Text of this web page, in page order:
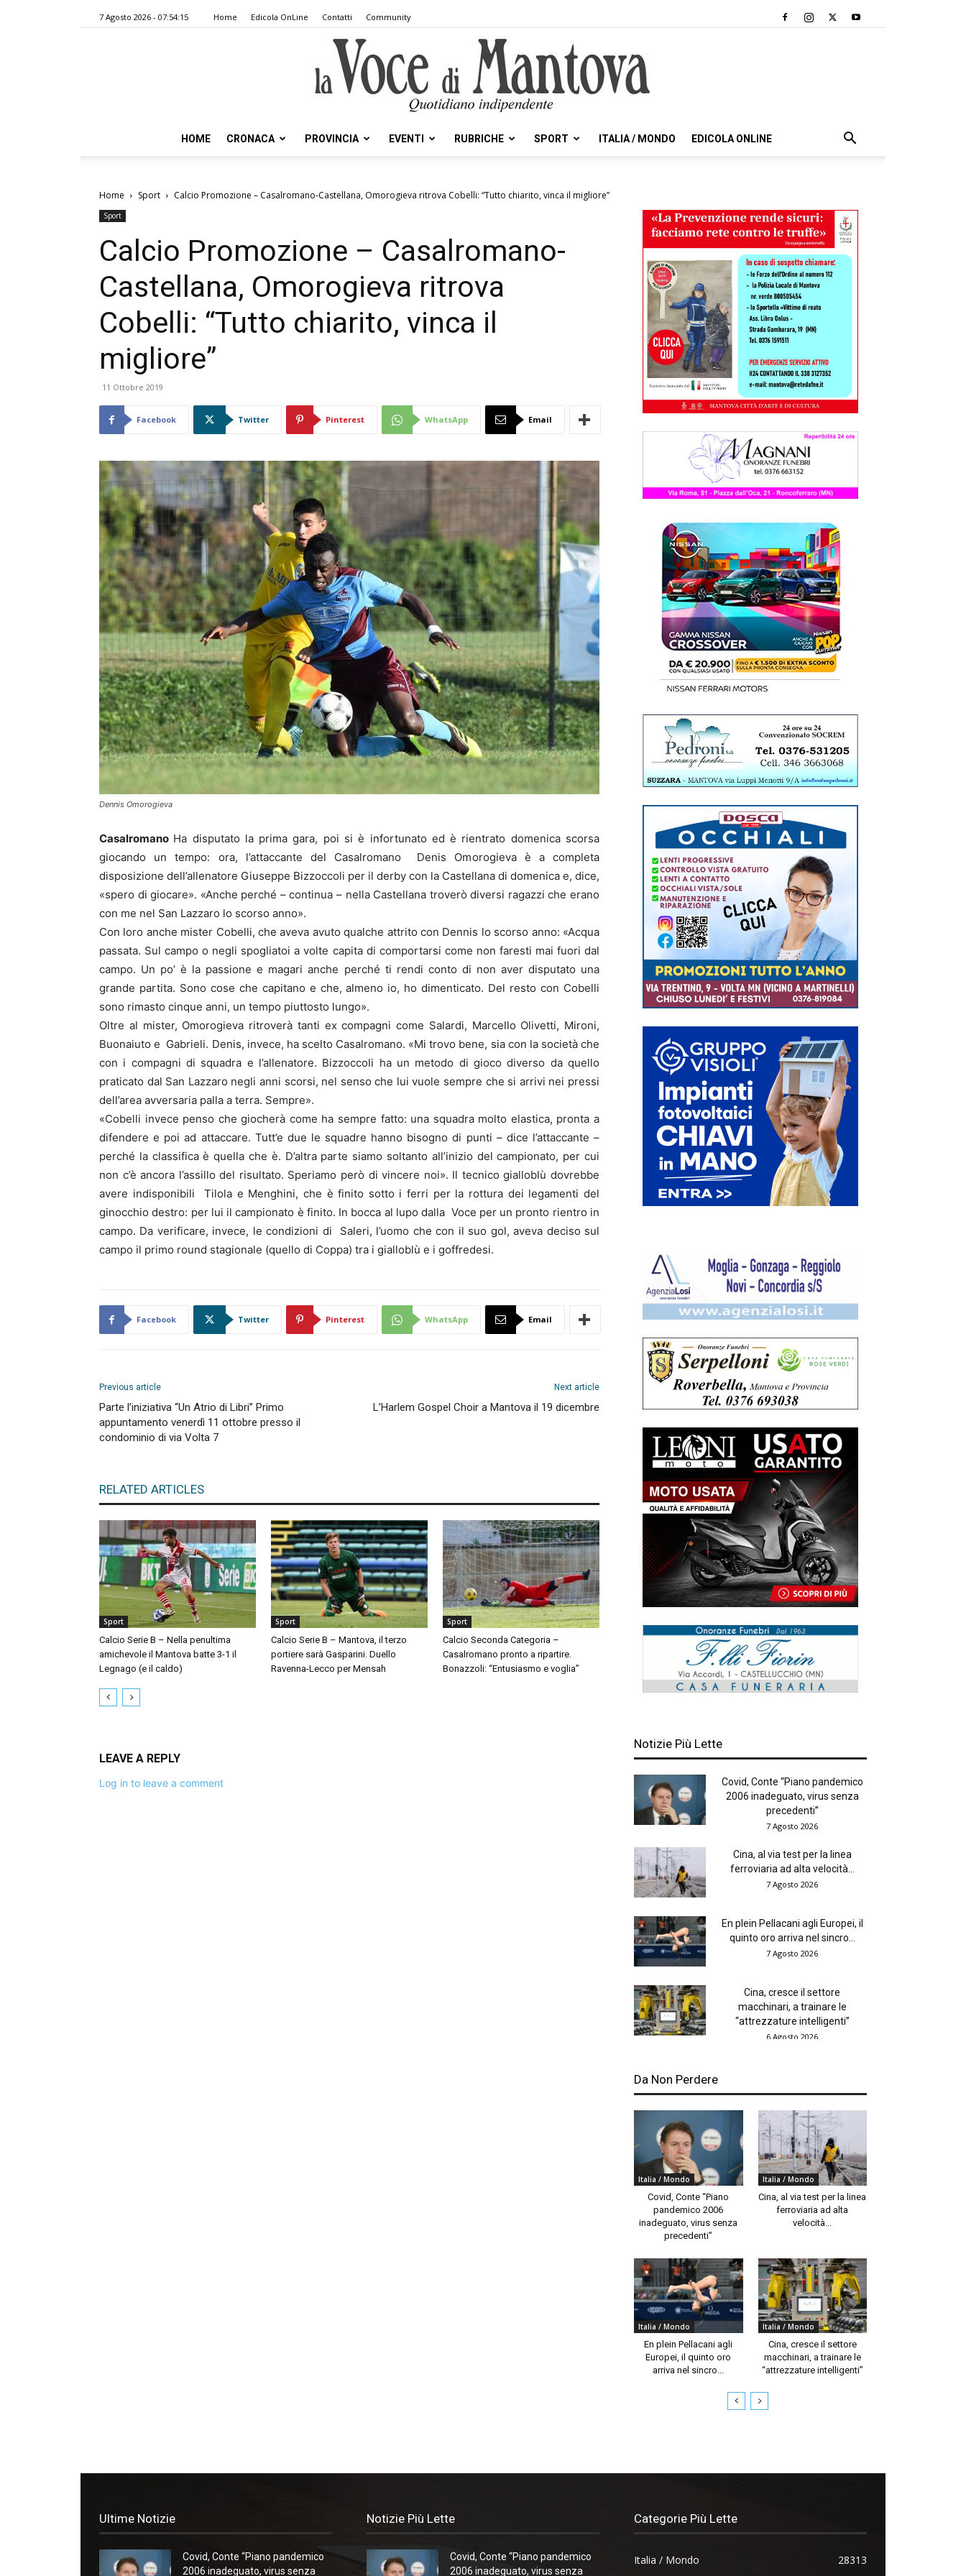
7 Agosto 2026 - 07:54:15 Home Edicola OnLine Contatti Community
Voce
HOME CRONACA PROVINCIA EVENTI RUBRICHE SPORT ITALIA / MONDO EDICOLA ONLINE
Home Sport Calcio Promozione – Casalromano-Castellana, Omorogieva ritrova Cobelli: “Tutto chiarito, vinca il migliore”
Sport
Calcio Promozione – Casalromano-
Castellana, Omorogieva ritrova
Cobelli: “Tutto chiarito, vinca il
migliore”
11 Ottobre 2019
Facebook Twitter Pinterest WhatsApp Email
Dennis Omorogieva
Casalromano Ha disputato la prima gara, poi si è infortunato ed è rientrato domenica scorsa
giocando un tempo: ora, l’attaccante del Casalromano Denis Omorogieva è a completa
disposizione dell’allenatore Giuseppe Bizzoccoli per il derby con la Castellana di domenica e, dice,
«spero di giocare». «Anche perché – continua – nella Castellana troverò diversi ragazzi che erano
con me nel San Lazzaro lo scorso anno».
Con loro anche mister Cobelli, che aveva avuto qualche attrito con Dennis lo scorso anno: «Acqua
passata. Sul campo o negli spogliatoi a volte capita di comportarsi come non faresti mai fuori dal
campo. Un po’ è la passione e magari anche perché ti rendi conto di non aver disputato una
grande partita. Sono cose che capitano e che, almeno io, ho dimenticato. Del resto con Cobelli
sono rimasto cinque anni, un tempo piuttosto lungo».
Oltre al mister, Omorogieva ritroverà tanti ex compagni come Salardi, Marcello Olivetti, Mironi,
Buonaiuto e Gabrieli. Denis, invece, ha scelto Casalromano. «Mi trovo bene, sia con la società che
con i compagni di squadra e l’allenatore. Bizzoccoli ha un metodo di gioco diverso da quello
praticato dal San Lazzaro negli anni scorsi, nel senso che lui vuole sempre che si arrivi nei pressi
dell’area avversaria palla a terra. Sempre».
«Cobelli invece penso che giocherà come ha sempre fatto: una squadra molto elastica, pronta a
difendere e poi ad attaccare. Tutt’e due le squadre hanno bisogno di punti – dice l’attaccante –
perché la classifica è quella che è. D’altra parte siamo soltanto all’inizio del campionato, per cui
non c’è ancora l’assillo del risultato. Speriamo però di vincere noi». Il tecnico gialloblù dovrebbe
avere indisponibili Tilola e Menghini, che è finito sotto i ferri per la rottura dei legamenti del
ginocchio destro: per lui il campionato è finito. In bocca al lupo dalla Voce per un pronto rientro in
campo. Da verificare, invece, le condizioni di Saleri, l’uomo che con il suo gol, aveva deciso sul
campo il primo round stagionale (quello di Coppa) tra i gialloblù e i goffredesi.
Facebook Twitter Pinterest WhatsApp Email
Previous article
Parte l’iniziativa “Un Atrio di Libri” Primo
appuntamento venerdì 11 ottobre presso il
condominio di via Volta 7
Next article
L’Harlem Gospel Choir a Mantova il 19 dicembre
RELATED ARTICLES
Sport
Calcio Serie B – Nella penultima
amichevole il Mantova batte 3-1 il
Legnago (e il caldo)
Sport
Calcio Serie B – Mantova, il terzo
portiere sarà Gasparini. Duello
Ravenna-Lecco per Mensah
Sport
Calcio Seconda Categoria –
Casalromano pronto a ripartire.
Bonazzoli: “Entusiasmo e voglia”
LEAVE A REPLY
Log in to leave a comment
Notizie Più Lette
Covid, Conte “Piano pandemico
2006 inadeguato, virus senza
precedenti”
7 Agosto 2026
Cina, al via test per la linea
ferroviaria ad alta velocità...
7 Agosto 2026
En plein Pellacani agli Europei, il
quinto oro arriva nel sincro...
7 Agosto 2026
Cina, cresce il settore
macchinari, a trainare le
“attrezzature intelligenti”
6 Agosto 2026
Da Non Perdere
Italia / Mondo
Covid, Conte “Piano
pandemico 2006
inadeguato, virus senza
precedenti”
Italia / Mondo
Cina, al via test per la linea
ferroviaria ad alta
velocità...
Italia / Mondo
En plein Pellacani agli
Europei, il quinto oro
arriva nel sincro...
Italia / Mondo
Cina, cresce il settore
macchinari, a trainare le
“attrezzature intelligenti”
Ultime Notizie
Covid, Conte “Piano pandemico
2006 inadeguato, virus senza
Notizie Più Lette
Covid, Conte “Piano pandemico
2006 inadeguato, virus senza
Categorie Più Lette
Italia / Mondo
28313